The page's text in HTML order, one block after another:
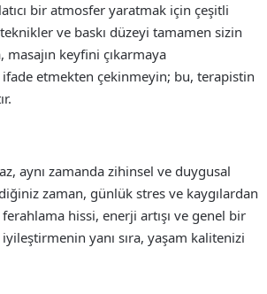
bir atmosfer yaratmak için çeşitli
ve baskı düzeyi tamamen sizin
masajın keyfini çıkarmaya
ifade etmekten çekinmeyin; bu, terapistin
aynı zamanda zihinsel ve duygusal
zaman, günlük stres ve kaygılardan
hissi, enerji artışı ve genel bir
yanı sıra, yaşam kalitenizi